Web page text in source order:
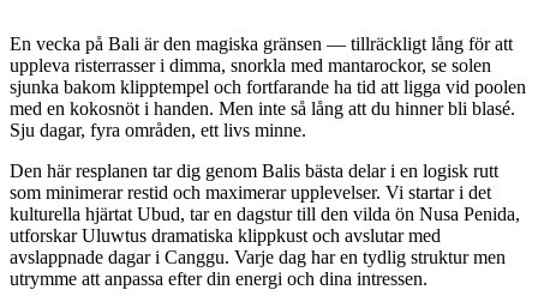
En vecka på Bali är den magiska gränsen — tillräckligt lång för att
uppleva risterrasser i dimma, snorkla med mantarockor, se solen
sjunka bakom klipptempel och fortfarande ha tid att ligga vid poolen
med en kokosnöt i handen. Men inte så lång att du hinner bli blasé.
Sju dagar, fyra områden, ett livs minne.
Den här resplanen tar dig genom Balis bästa delar i en logisk rutt
som minimerar restid och maximerar upplevelser. Vi startar i det
kulturella hjärtat Ubud, tar en dagstur till den vilda ön Nusa Penida,
utforskar Uluwtus dramatiska klippkust och avslutar med
avslappnade dagar i Canggu. Varje dag har en tydlig struktur men
utrymme att anpassa efter din energi och dina intressen.